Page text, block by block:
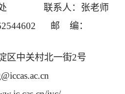
处 联系人：张老师
邮 编：
中关村北一街2号